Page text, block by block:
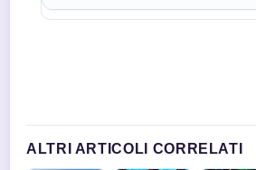
ALTRI ARTICOLI CORRELATI